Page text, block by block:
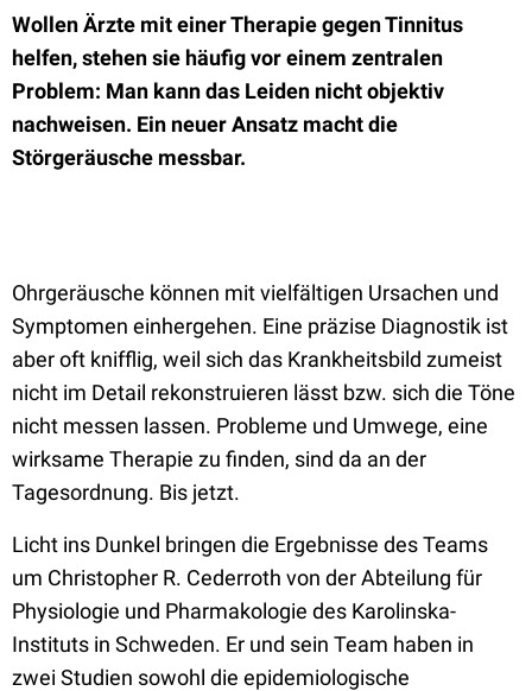
Wollen Ärzte mit einer Therapie gegen Tinnitus
helfen, stehen sie häufig vor einem zentralen
Problem: Man kann das Leiden nicht objektiv
nachweisen. Ein neuer Ansatz macht die
Störgeräusche messbar.
Ohrgeräusche können mit vielfältigen Ursachen und
Symptomen einhergehen. Eine präzise Diagnostik ist
aber oft knifflig, weil sich das Krankheitsbild zumeist
nicht im Detail rekonstruieren lässt bzw. sich die Töne
nicht messen lassen. Probleme und Umwege, eine
wirksame Therapie zu finden, sind da an der
Tagesordnung. Bis jetzt.
Licht ins Dunkel bringen die Ergebnisse des Teams
um Christopher R. Cederroth von der Abteilung für
Physiologie und Pharmakologie des Karolinska-
Instituts in Schweden. Er und sein Team haben in
zwei Studien sowohl die epidemiologische